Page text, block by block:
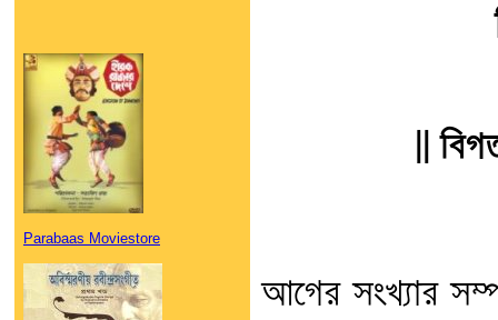
Parabaas Moviestore
||
আগের সংখ্যার